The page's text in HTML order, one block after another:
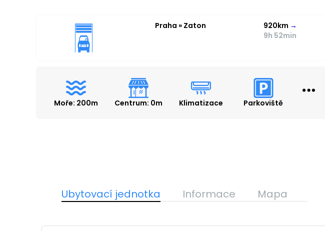
Praha » Zaton 920km →
9h 52min
Moře: 200m Centrum: 0m Klimatizace Parkoviště
Ubytovací jednotka Informace Mapa